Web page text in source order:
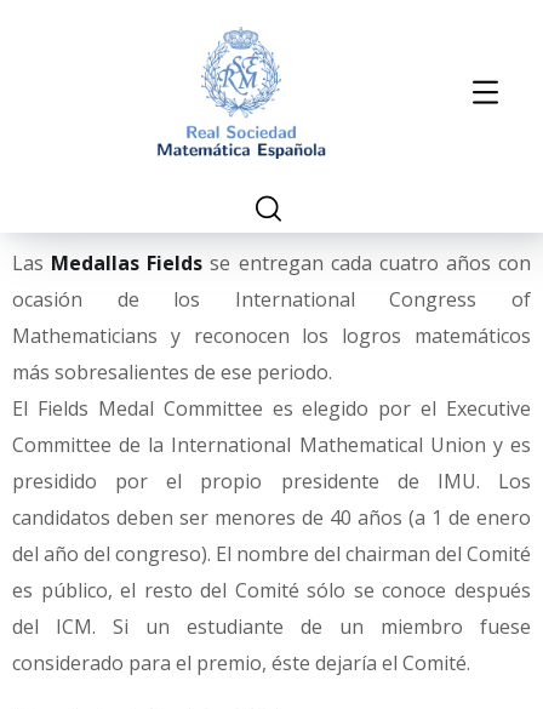
Las Medallas Fields se entregan cada cuatro años con
ocasión de los International Congress of
Mathematicians y reconocen los logros matemáticos
más sobresalientes de ese periodo.
El Fields Medal Committee es elegido por el Executive
Committee de la International Mathematical Union y es
presidido por el propio presidente de IMU. Los
candidatos deben ser menores de 40 años (a 1 de enero
del año del congreso). El nombre del chairman del Comité
es público, el resto del Comité sólo se conoce después
del ICM. Si un estudiante de un miembro fuese
considerado para el premio, éste dejaría el Comité.